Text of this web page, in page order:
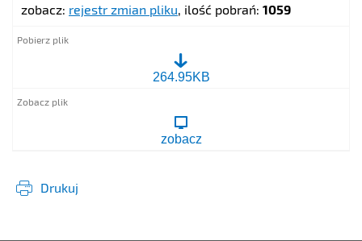
zobacz: rejestr zmian pliku, ilość pobrań: 1059
PRZEDSZKOLA.pdf
264.95KB
zobacz
Drukuj